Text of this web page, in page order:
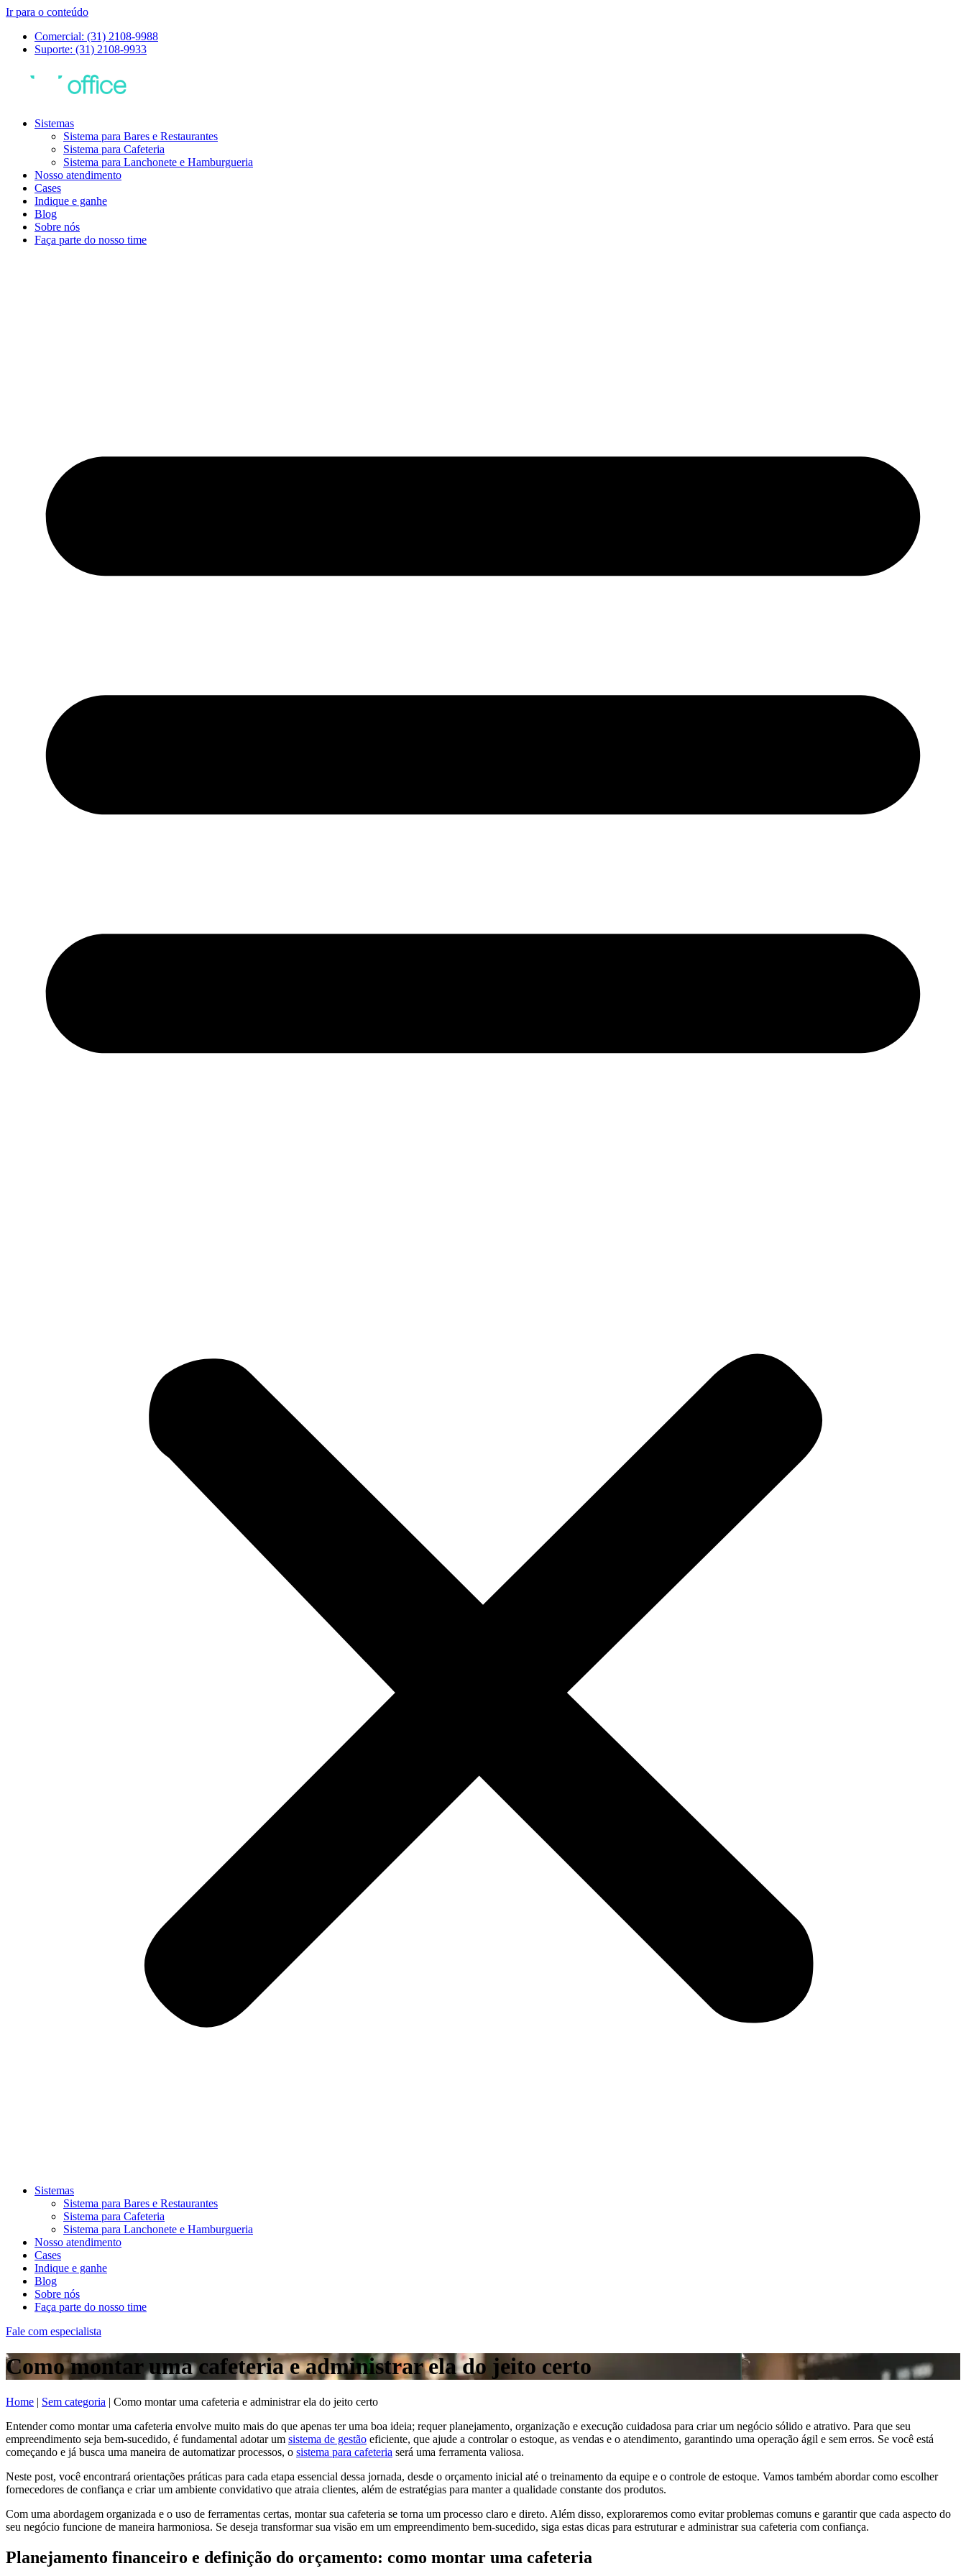
Ir para o conteúdo
Comercial: (31) 2108-9988
Suporte: (31) 2108-9933
Sistemas
Sistema para Bares e Restaurantes
Sistema para Cafeteria
Sistema para Lanchonete e Hamburgueria
Nosso atendimento
Cases
Indique e ganhe
Blog
Sobre nós
Faça parte do nosso time
Sistemas
Sistema para Bares e Restaurantes
Sistema para Cafeteria
Sistema para Lanchonete e Hamburgueria
Nosso atendimento
Cases
Indique e ganhe
Blog
Sobre nós
Faça parte do nosso time
Fale com especialista
Como montar uma cafeteria e administrar ela do jeito certo
Home | Sem categoria | Como montar uma cafeteria e administrar ela do jeito certo
Entender como montar uma cafeteria envolve muito mais do que apenas ter uma boa ideia; requer planejamento, organização e execução cuidadosa para criar um negócio sólido e atrativo. Para que seu
empreendimento seja bem-sucedido, é fundamental adotar um sistema de gestão eficiente, que ajude a controlar o estoque, as vendas e o atendimento, garantindo uma operação ágil e sem erros. Se você está
começando e já busca uma maneira de automatizar processos, o sistema para cafeteria será uma ferramenta valiosa.
Neste post, você encontrará orientações práticas para cada etapa essencial dessa jornada, desde o orçamento inicial até o treinamento da equipe e o controle de estoque. Vamos também abordar como escolher
fornecedores de confiança e criar um ambiente convidativo que atraia clientes, além de estratégias para manter a qualidade constante dos produtos.
Com uma abordagem organizada e o uso de ferramentas certas, montar sua cafeteria se torna um processo claro e direto. Além disso, exploraremos como evitar problemas comuns e garantir que cada aspecto do
seu negócio funcione de maneira harmoniosa. Se deseja transformar sua visão em um empreendimento bem-sucedido, siga estas dicas para estruturar e administrar sua cafeteria com confiança.
Planejamento financeiro e definição do orçamento: como montar uma cafeteria